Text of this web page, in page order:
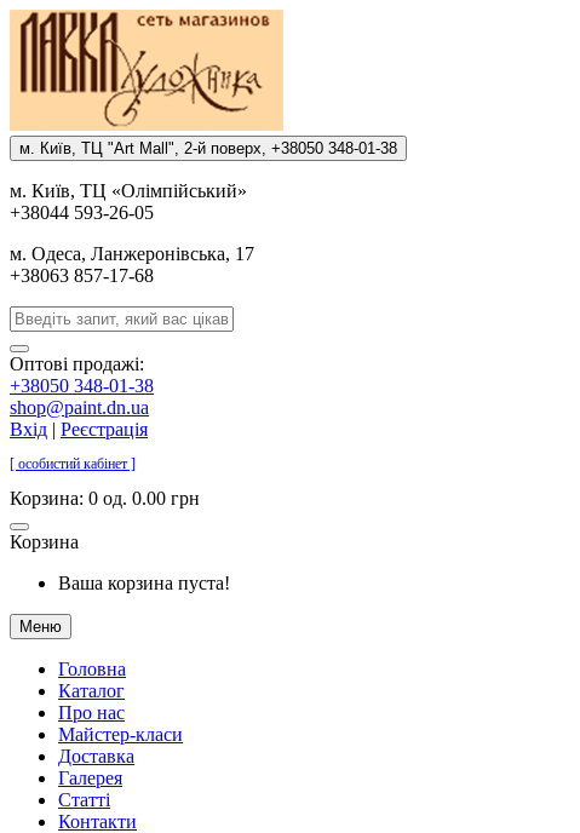
м. Киïв, ТЦ "Art Mall", 2-й поверх, +38050 348-01-38
м. Киïв, ТЦ «Олiмпiйський»
+38044 593-26-05
м. Одеса, Ланжеронiвська, 17
+38063 857-17-68
Оптові продажі:
+38050 348-01-38
shop@paint.dn.ua
Вхід | Реєстрація
[ особистий кабінет ]
Корзина: 0 од. 0.00 грн
Корзина
Ваша корзина пуста!
Меню
Головна
Каталог
Про нас
Майстер-класи
Доставка
Галерея
Статтi
Контакти